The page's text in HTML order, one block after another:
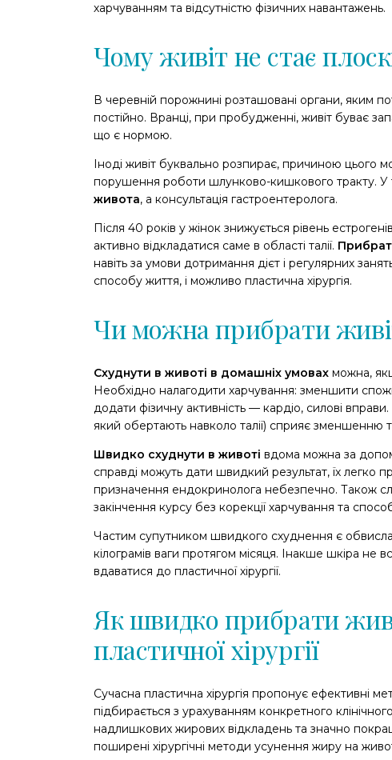
харчуванням та відсутністю фізичних навантажень.
Чому живіт не стає
В черевній порожнині розташовані органи, яким
постійно. Вранці, при пробудженні, живіт буває
що є нормою.
Іноді живіт буквально розпирає, причиною цього
порушення роботи шлунково-кишкового тракту. У
живота, а консультація гастроентеролога.
Після 40 років у жінок знижується рівень
активно відкладатися саме в області талії.
навіть за умови дотримання дієт і регулярних
способу життя, і можливо пластична хірургія.
Чи можна прибрати
Схуднути в животі в домашніх умовах можна,
Необхідно налагодити харчування: зменшити
додати фізичну активність — кардіо, силові
який обертають навколо талії) сприяє зменшенню
Швидко схуднути в животі вдома можна за
справді можуть дати швидкий результат, їх легко
призначення ендокринолога небезпечно. Також
закінчення курсу без корекції харчування та
Частим супутником швидкого схуднення є
кілограмів ваги протягом місяця. Інакше шкіра не
вдаватися до пластичної хірургії.
Як швидко прибрати
пластичної хірургії
Сучасна пластична хірургія пропонує ефективні
підбирається з урахуванням конкретного
надлишкових жирових відкладень та значно
поширені хірургічні методи усунення жиру на